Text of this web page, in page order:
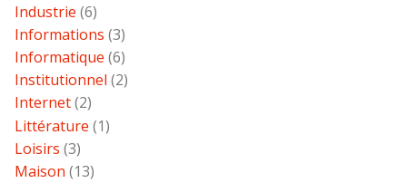
Industrie (6)
Informations (3)
Informatique (6)
Institutionnel (2)
Internet(2)
Littérature (1)
Loisirs (3)
Maison (13)